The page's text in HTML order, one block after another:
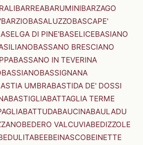
BARREABARUMINIBARZAGO
BARZIOBASALUZZOBASCAPE'
DI PINE'BASELICEBASIANO
BASSANO BRESCIANO
BASSANO IN TEVERINA
BASSIANOBASSIGNANA
UMBRABASTIDA DE' DOSSI
BASTIGLIABATTAGLIA TERME
BATTUDABAUCINABAULADU
BEDERO VALCUVIABEDIZZOLE
BEEBEINASCOBEINETTE